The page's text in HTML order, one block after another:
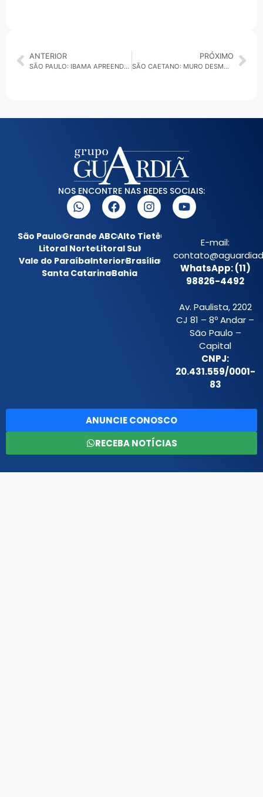
ANTERIOR
SÃO PAULO: IBAMA APREENDE 50 ARANHAS-CARANGUEJEIRAS EM CARGA ILEGAL
PRÓXIMO
SÃO CAETANO: MURO DESMORONA E ATINGE POSTE NA RUA MARIANO PAMPLONA
NOS ENCONTRE NAS REDES SOCIAIS:
São PauloGrande ABCAlto Tietê
Litoral NorteLitoral Sul
Vale do ParaíbaInteriorBrasília
Santa CatarinaBahia
E-mail:
WhatsApp: (11)
98826-4492
Av. Paulista, 2202
CJ 81 – 8º Andar –
São Paulo –
Capital
CNPJ:
20.431.559/0001-
83
ANUNCIE CONOSCO
RECEBA NOTÍCIAS